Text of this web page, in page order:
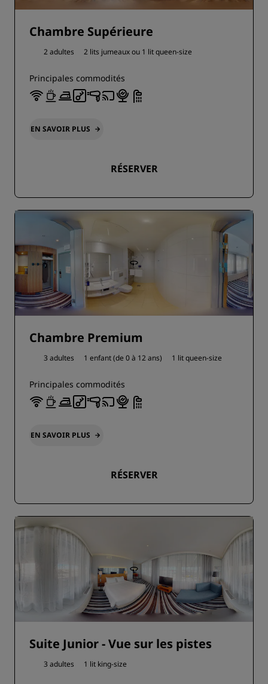
Chambre Supérieure
2 adultes 2 lits jumeaux ou 1 lit queen-size
Principales commodités
EN SAVOIR PLUS
RÉSERVER
Chambre Premium
3 adultes 1 enfant (de 0 à 12 ans) 1 lit queen-size
Principales commodités
EN SAVOIR PLUS
RÉSERVER
Suite Junior - Vue sur les pistes
3 adultes 1 lit king-size